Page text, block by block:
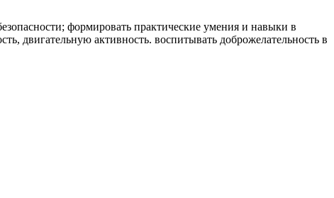
формировать практические умения и навыки в
двигательную активность. воспитывать доброжелательность в